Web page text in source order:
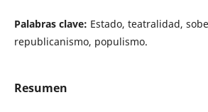
Palabras clave: Estado, teatralidad,
republicanismo, populismo.
Resumen